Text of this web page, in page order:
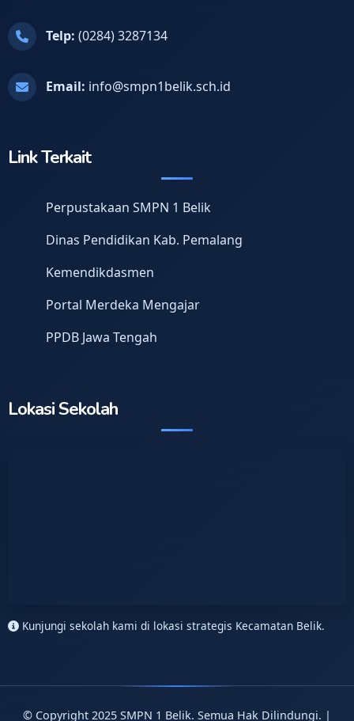
Telp: (0284) 3287134
Email: info@smpn1belik.sch.id
Link Terkait
Perpustakaan SMPN 1 Belik
Dinas Pendidikan Kab. Pemalang
Kemendikdasmen
Portal Merdeka Mengajar
PPDB Jawa Tengah
Lokasi Sekolah
Kunjungi sekolah kami di lokasi strategis Kecamatan Belik.
© Copyright 2025 SMPN 1 Belik. Semua Hak Dilindungi. |